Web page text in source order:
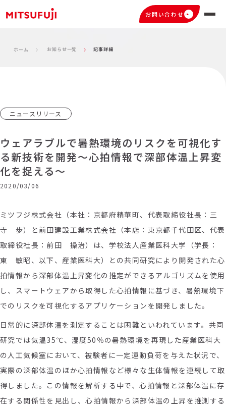
お問い合わせ
ホーム お知らせ一覧 記事詳細
ニュースリリース
ウェアラブルで暑熱環境のリスクを可視化す
る新技術を開発～心拍情報で深部体温上昇変
化を捉える～
2020/03/06
ミツフジ株式会社（本社：京都府精華町、代表取締役社長：三
寺 歩）と前田建設工業株式会社（本店：東京都千代田区、代表
取締役社長：前田 操治）は、学校法人産業医科大学（学長：
東 敏昭、以下、産業医科大）との共同研究により開発された心
拍情報から深部体温上昇変化の推定ができるアルゴリズムを使用
し、スマートウェアから取得した心拍情報に基づき、暑熱環境下
でのリスクを可視化するアプリケーションを開発しました。
日常的に深部体温を測定することは困難といわれています。共同
研究では気温35℃、湿度50 ％の暑熱環境を再現した産業医科大
の人工気候室において、被験者に一定運動負荷を与えた状況で、
実際の深部体温のほか心拍情報など様々な生体情報を連続して取
得しました。この情報を解析する中で、心拍情報と深部体温に存
在する関係性を見出し、心拍情報から深部体温の上昇を推測する